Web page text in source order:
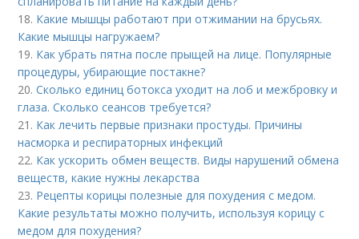
18. Какие мышцы работают при отжимании на брусьях.
Какие мышцы нагружаем?
19. Как убрать пятна после прыщей на лице. Популярные
процедуры, убирающие постакне?
20.Сколько единиц ботокса уходит на лоб и межбровку и
глаза. Сколько сеансов требуется?
21. Как лечить первые признаки простуды. Причины
насморка и респираторных инфекций
22. Как ускорить обмен веществ. Виды нарушений обмена
веществ, какие нужны лекарства
23. Рецепты корицы полезные для похудения с медом.
Какие результаты можно получить, используя корицу с
медом для похудения?